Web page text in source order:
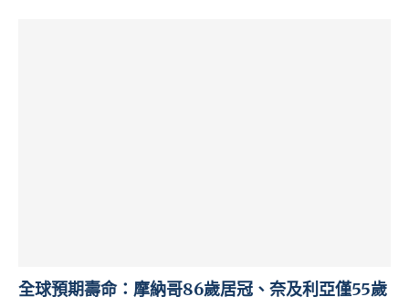
全球預期壽命：摩納哥86歲居冠、奈及利亞僅55歲